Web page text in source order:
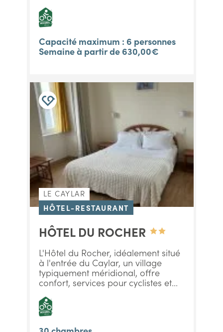
Capacité maximum : 6 personnes
Semaine à partir de 630,00€
LE CAYLAR
HÔTEL-RESTAURANT
HÔTEL DU ROCHER
L'Hôtel du Rocher, idéalement situé
à l'entrée du Caylar, un village
typiquement méridional, offre
confort, services pour cyclistes et...